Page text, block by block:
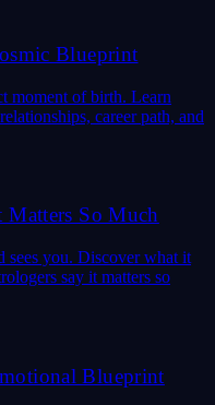
Blueprint
moment of birth. Learn
career path, and
So Much
sees you. Discover what it
say it matters so
Blueprint